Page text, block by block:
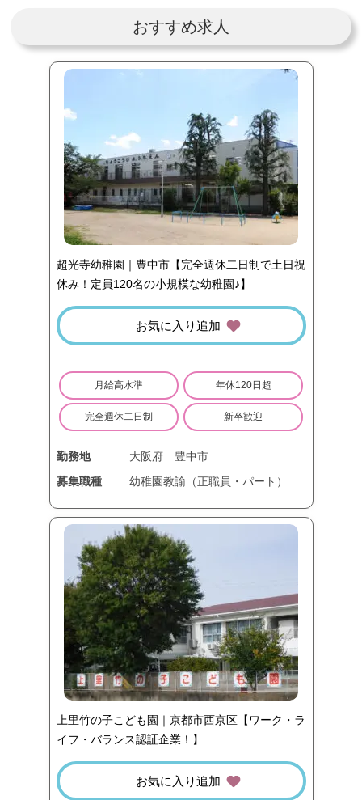
おすすめ求人
超光寺幼稚園｜豊中市【完全週休二日制で土日祝
休み！定員120名の小規模な幼稚園♪】
お気に入り追加
月給高水準 年休120日超
完全週休二日制 新卒歓迎
勤務地 大阪府
豊中市
募集職種
幼稚園教諭（正職員・パート）
上里竹の子こども園｜京都市西京区【ワーク・ラ
イフ・バランス認証企業！】
お気に入り追加